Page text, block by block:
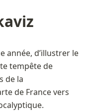
année, d’illustrer le
tempête de
de la
de France vers